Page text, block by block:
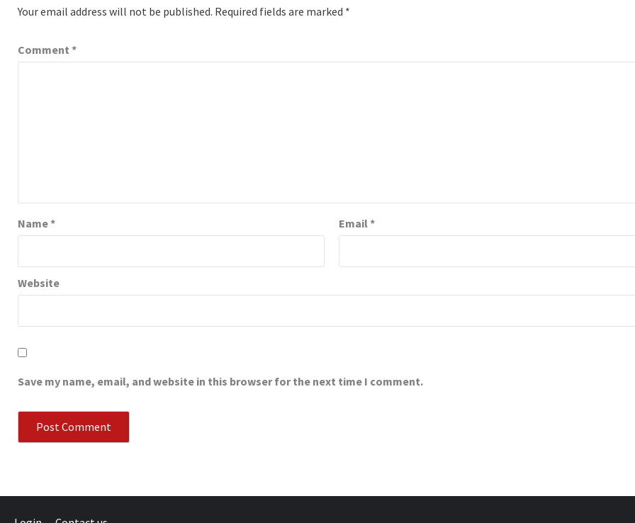
Your email address will not be published. Required fields are marked *
Comment *
Name* Email*
Website
Save my name, email, and website in this browser for the next time I comment.